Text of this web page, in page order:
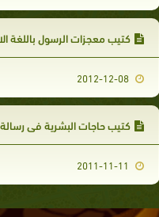
كتيب معجزات الرسول باللغة
2012-12-08
كتيب حاجات البشرية في